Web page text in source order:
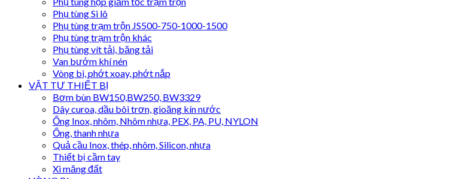
Phụ tùng Si lô
Phụ tùng trạm trộn JS500-750-1000-1500
Phụ tùng trạm trộn khác
Phụ tùng vít tải, băng tải
Van bướm khí nén
Vòng bi, phớt xoay, phớt nắp
VẬT TƯ THIẾT BỊ
Bơm bùn BW150,BW250, BW3329
Dây curoa, dầu bôi trơn, gioăng kín nước
Ống Inox, nhôm, Nhôm nhựa, PEX, PA, PU, NYLON
Ống, thanh nhựa
Quả cầu Inox, thép, nhôm, Silicon, nhựa
Thiết bị cầm tay
Xi măng đất